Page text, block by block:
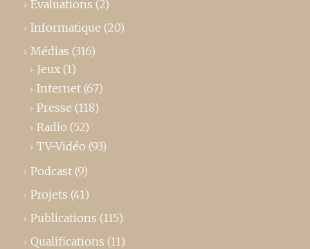
Evaluations (2)
Informatique (20)
Médias (316)
Jeux (1)
Internet (67)
Presse (118)
Radio (52)
TV-Vidéo (93)
Podcast (9)
Projets (41)
Publications (115)
Qualifications (11)